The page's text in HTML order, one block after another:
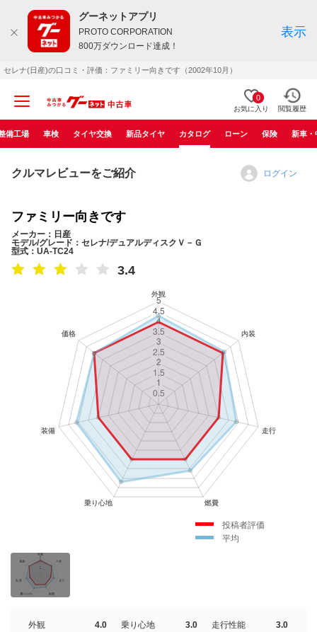
グーネットアプリ
PROTO CORPORATION
800万ダウンロード達成！
表示
セレナ(日産)の口コミ・評価：ファミリー向きです（2002年10月）
0
お気に入り 閲覧履歴
備工場 車検 タイヤ交換 新品タイヤ カタログ ローン 保険 新車・
クルマレビューをご紹介 ログイン
ファミリー向きです
メーカー：日産
モデル/グレード：セレナ/デュアルディスクＶ－Ｇ
型式：UA-TC24
3.4
投稿者評価
平均
外観 4.0 乗り心地 3.0 走行性能
3.0